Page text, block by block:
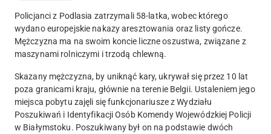
Policjanci z Podlasia zatrzymali 58-latka, wobec którego
wydano europejskie nakazy aresztowania oraz listy gończe.
Mężczyzna ma na swoim koncie liczne oszustwa, związane z
maszynami rolniczymi i trzodą chlewną.
Skazany mężczyzna, by uniknąć kary, ukrywał się przez 10 lat
poza granicami kraju, głównie na terenie Belgii. Ustaleniem jego
miejsca pobytu zajęli się funkcjonariusze z Wydziału
Poszukiwań i Identyfikacji Osób Komendy Wojewódzkiej Policji
w Białymstoku. Poszukiwany był on na podstawie dwóch